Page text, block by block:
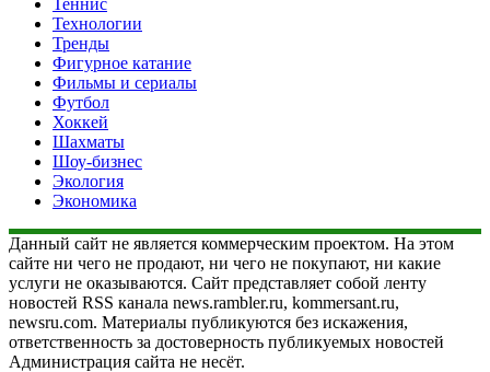
Технологии
Тренды
Фигурное катание
Фильмы и сериалы
Футбол
Хоккей
Шахматы
Шоу-бизнес
Экология
Экономика
Данный сайт не является коммерческим проектом. На этом
сайте ни чего не продают, ни чего не покупают, ни какие
услуги не оказываются. Сайт представляет собой ленту
новостей RSS канала news.rambler.ru, kommersant.ru,
newsru.com. Материалы публикуются без искажения,
ответственность за достоверность публикуемых новостей
Администрация сайта не несёт.